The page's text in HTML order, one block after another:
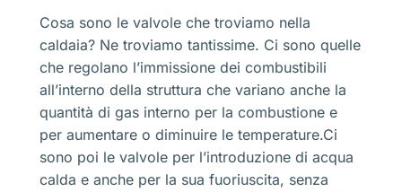
Cosa sono le valvole che troviamo nella
caldaia? Ne troviamo tantissime. Ci sono quelle
che regolano l’immissione dei combustibili
all’interno della struttura che variano anche la
quantità di gas interno per la combustione e
per aumentare o diminuire le temperature.Ci
sono poi le valvole per l’introduzione di acqua
calda e anche per la sua fuoriuscita, senza